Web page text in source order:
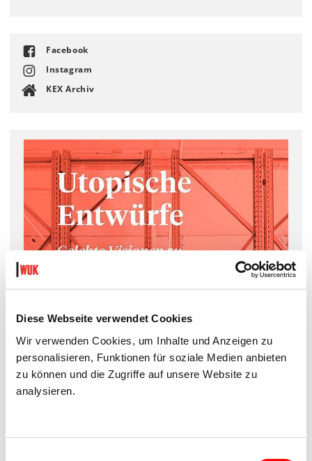
Diese Webseite verwendet Cookies
Wir verwenden Cookies, um Inhalte und Anzeigen zu
personalisieren, Funktionen für soziale Medien anbieten
zu können und die Zugriffe auf unsere Website zu
analysieren.
Facebook
Instagram
KEX Archiv